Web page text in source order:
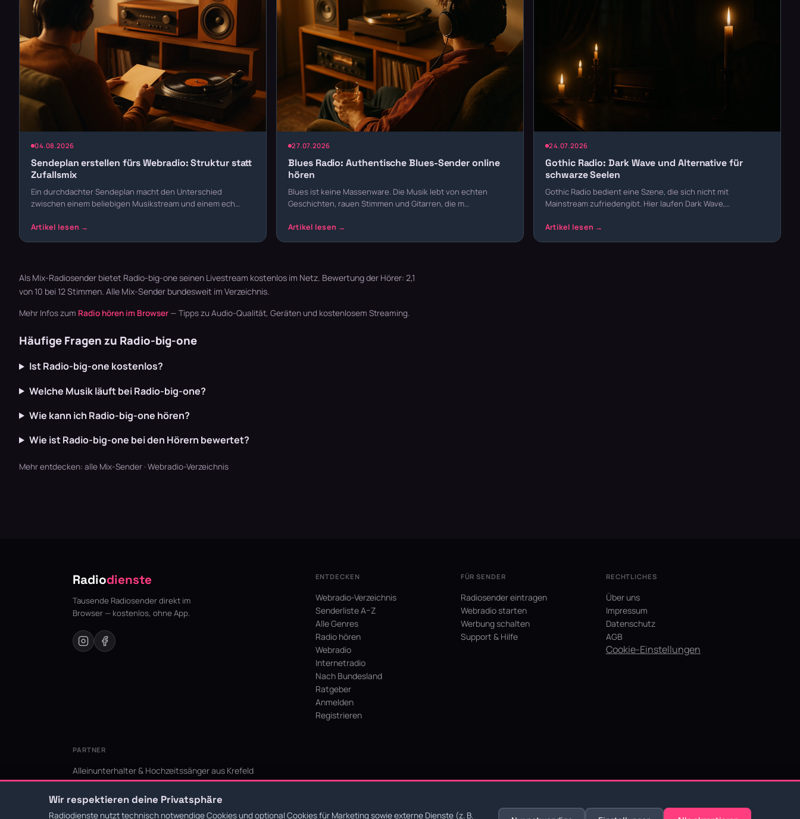
04.08.2026
Sendeplan erstellen fürs Webradio: Struktur statt
Zufallsmix
Ein durchdachter Sendeplan macht den Unterschied
zwischen einem beliebigen Musikstream und einem ech…
27.07.2026
Blues Radio: Authentische Blues-Sender online
hören
Blues ist keine Massenware. Die Musik lebt von echten
Geschichten, rauen Stimmen und Gitarren, die m…
24.07.2026
Gothic Radio: Dark Wave und Alternative für
schwarze Seelen
Gothic Radio bedient eine Szene, die sich nicht mit
Mainstream zufriedengibt. Hier laufen Dark Wave,…
Als Mix-Radiosender bietet Radio-big-one seinen Livestream kostenlos im Netz. Bewertung der Hörer: 2,1
von 10 bei 12 Stimmen. Alle Mix-Sender bundesweit im Verzeichnis.
Mehr Infos zum Radio hören im Browser — Tipps zu Audio-Qualität, Geräten und kostenlosem Streaming.
Häufige Fragen zu Radio-big-one
Ist Radio-big-one kostenlos?
Welche Musik läuft bei Radio-big-one?
Wie kann ich Radio-big-one hören?
Wie ist Radio-big-one bei den Hörern bewertet?
Mehr entdecken: alle Mix-Sender · Webradio-Verzeichnis
Radiodienste
Tausende Radiosender direkt im
Browser — kostenlos, ohne App.
ENTDECKEN
Webradio-Verzeichnis
Senderliste A–Z
Alle Genres
Radio hören
Webradio
Internetradio
Nach Bundesland
Ratgeber
Anmelden
Registrieren
FÜR SENDER
Radiosender eintragen
Webradio starten
Werbung schalten
Support & Hilfe
RECHTLICHES
Über uns
Impressum
Datenschutz
AGB
Cookie-Einstellungen
PARTNER
Alleinunterhalter & Hochzeitssänger aus Krefeld
KI Niederrhein - Agentur aus Krefeld für den Niederrhein
Wir respektieren deine Privatsphäre
Radiodienste nutzt technisch notwendige Cookies und optional Cookies für Marketing sowie externe Dienste (z. B.